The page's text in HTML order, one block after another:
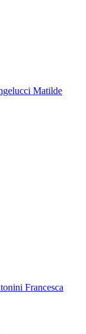
Matilde
Francesca